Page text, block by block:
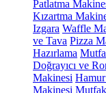
Patlatma
Kızartma
Izgara Waffle
ve Tava Pizza
Hazırlama
Doğrayıcı ve
Makinesi
Makinesi